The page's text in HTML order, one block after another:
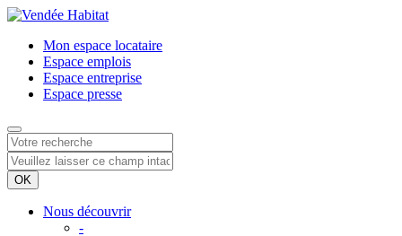
Mon espace locataire
Espace emplois
Espace entreprise
Espace presse
Nous découvrir
-